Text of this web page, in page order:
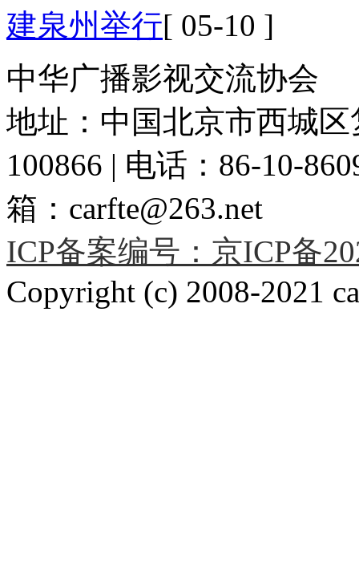
建泉州举行[ 05-10 ]
中华广播影视交流协会
地址：中国北京市西城
100866 | 电话：86-10-
箱：carfte@263.net
ICP备案编号：京ICP备
Copyright (c) 2008-2021